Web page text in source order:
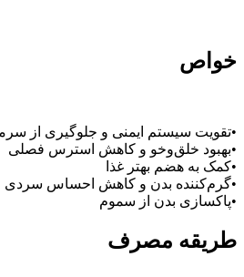
خواص
•تقویت سیستم ایمنی و جلوگیری از
•بهبود خلق‌و‌خو و کاهش استرس فصلی
•کمک به هضم بهتر غذا
•گرم‌کننده بدن و کاهش احساس سردی
•پاکسازی بدن از سموم
طریقه مصرف